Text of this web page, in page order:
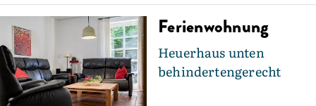
Ferienwohnung
Heuerhaus unten
behindertengerecht